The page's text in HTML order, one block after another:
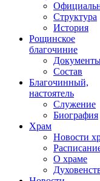
Структура
История
Рощинское
благочиние
Состав
Благочинный,
настоятель
Служение
Биография
Храм
Новости
О храме